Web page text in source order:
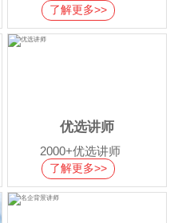
了解更多>>
优选讲师
2000+优选讲师
了解更多>>